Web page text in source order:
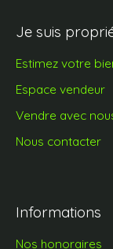
Je suis
Estimez votre
Espace vendeur
Vendre avec
Nous contacter
Informations
Nos honoraires